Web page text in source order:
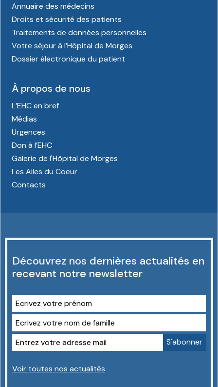
Annuaire des médecins
Droits et sécurité des patients
Traitements de données personnelles
Votre séjour à l’Hôpital de Morges
Dossier électronique du patient
À propos de nous
L’EHC en bref
Médias
Urgences
Don à l’EHC
Galerie de l'Hôpital de Morges
Les Ailes du Coeur
Contacts
Découvrez nos dernières actualités en
recevant notre newsletter
Voir toutes nos actualités